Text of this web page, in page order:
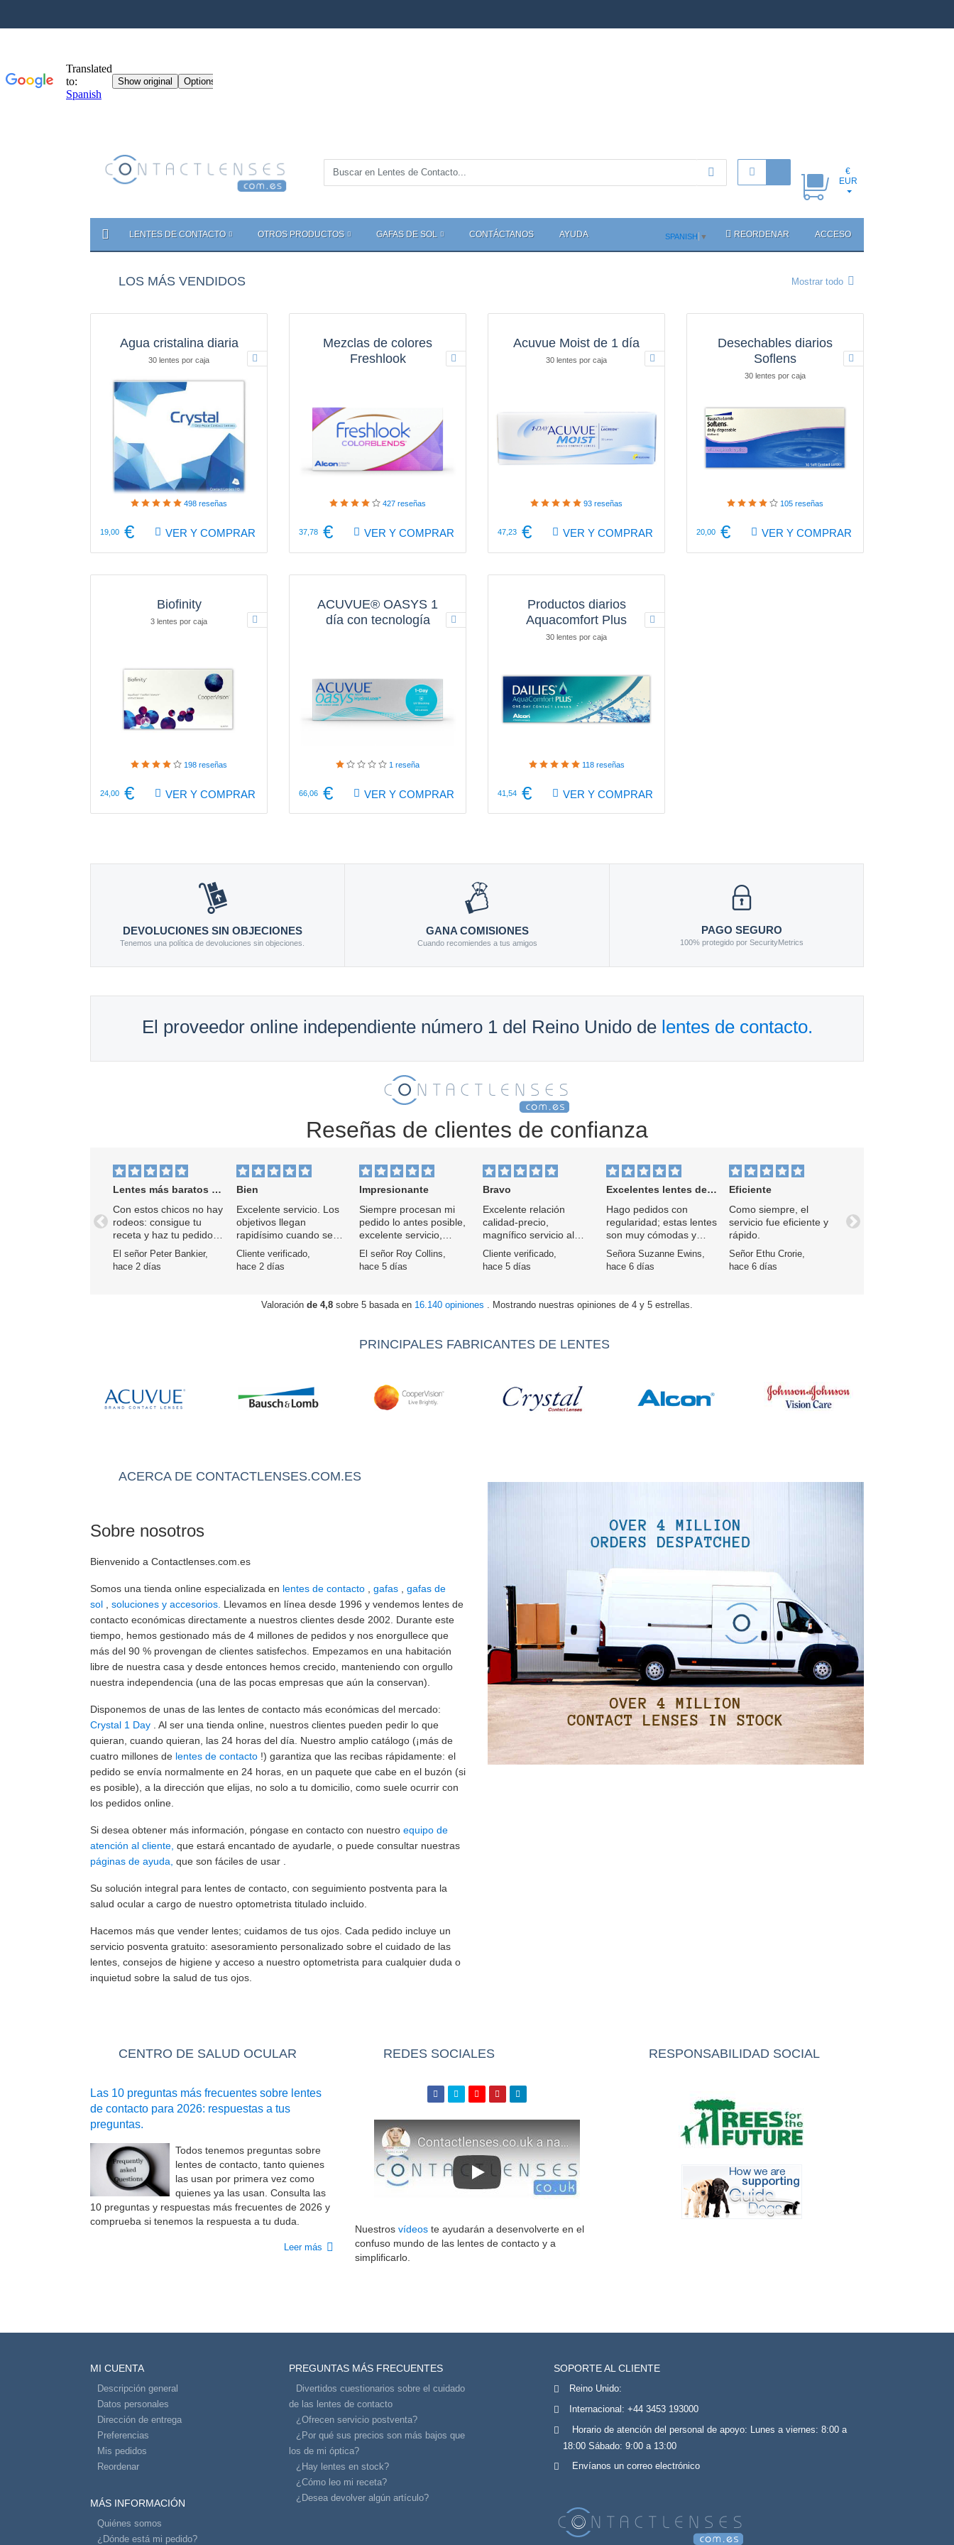
€
EUR
LENTES DE CONTACTO OTROS PRODUCTOS GAFAS DE SOL CONTÁCTANOS AYUDA SPANISH ▼ REORDENAR ACCESO
LOS MÁS VENDIDOS Mostrar todo
Agua cristalina diaria
30 lentes por caja
498 reseñas
19,00 € VER Y COMPRAR
Mezclas de colores
Freshlook
427 reseñas
37,78 € VER Y COMPRAR
Acuvue Moist de 1 día
30 lentes por caja
93 reseñas
47,23 € VER Y COMPRAR
Desechables diarios
Soflens
30 lentes por caja
105 reseñas
20,00 € VER Y COMPRAR
Biofinity
3 lentes por caja
198 reseñas
24,00 € VER Y COMPRAR
ACUVUE® OASYS 1
día con tecnología
1 reseña
66,06 € VER Y COMPRAR
Productos diarios
Aquacomfort Plus
30 lentes por caja
118reseñas
41,54 € VER Y COMPRAR
DEVOLUCIONES SIN OBJECIONES
Tenemos una política de devoluciones sin objeciones.
GANA COMISIONES
Cuando recomiendes a tus amigos
PAGO SEGURO
100% protegido por SecurityMetrics
El proveedor online independiente número 1 del Reino Unido de lentes de contacto.
Reseñas de clientes de confianza
Lentes más baratos aproximadamente
Con estos chicos no hay
rodeos: consigue tu
receta y haz tu pedido.
Entrega rápida y gran
variedad.
El señor Peter Bankier,
hace 2 días
Bien
Excelente servicio. Los
objetivos llegan
rapidísimo cuando se
piden.
Cliente verificado,
hace 2 días
Impresionante
Siempre procesan mi
pedido lo antes posible,
excelente servicio,
excelente comunicación,
excelente precio 👍
El señor Roy Collins,
hace 5 días
Bravo
Excelente relación
calidad-precio,
magnífico servicio al
cliente y entrega rápida.
Soy cliente desde hace
años y no iría a ningún
Cliente verificado,
hace 5 días
Excelentes lentes de contacto
Hago pedidos con
regularidad; estas lentes
son muy cómodas y
fáciles de usar.
Señora Suzanne Ewins,
hace 6 días
Eficiente
Como siempre, el
servicio fue eficiente y
rápido.
Señor Ethu Crorie,
hace 6 días
Anterior Próximo
Valoración de 4,8 sobre 5 basada en 16.140 opiniones . Mostrando nuestras opiniones de 4 y 5 estrellas.
PRINCIPALES FABRICANTES DE LENTES
ACERCA DE CONTACTLENSES.COM.ES
Sobre nosotros
Bienvenido a Contactlenses.com.es
Somos una tienda online especializada en lentes de contacto gafas
gafas de
sol
soluciones y accesorios. Llevamos en línea desde 1996 y vendemos lentes de
contacto económicas directamente a nuestros clientes desde 2002. Durante este
tiempo, hemos gestionado más de 4 millones de pedidos y nos enorgullece que
más del 90 % provengan de clientes satisfechos. Empezamos en una habitación
libre de nuestra casa y desde entonces hemos crecido, manteniendo con orgullo
nuestra independencia (una de las pocas empresas que aún la conservan).
Disponemos de unas de las lentes de contacto más económicas del mercado:
Crystal 1 Day . Al ser una tienda online, nuestros clientes pueden pedir lo que
quieran, cuando quieran, las 24 horas del día. Nuestro amplio catálogo (¡más de
cuatro millones de lentes de contacto !) garantiza que las recibas rápidamente: el
pedido se envía normalmente en 24 horas, en un paquete que cabe en el buzón (si
es posible), a la dirección que elijas, no solo a tu domicilio, como suele ocurrir con
los pedidos online.
Si desea obtener más información, póngase en contacto con nuestro equipo de
atención al cliente, que estará encantado de ayudarle, o puede consultar nuestras
páginas de ayuda, que son fáciles de usar .
Su solución integral para lentes de contacto, con seguimiento postventa para la
salud ocular a cargo de nuestro optometrista titulado incluido.
Hacemos más que vender lentes; cuidamos de tus ojos. Cada pedido incluye un
servicio posventa gratuito: asesoramiento personalizado sobre el cuidado de las
lentes, consejos de higiene y acceso a nuestro optometrista para cualquier duda o
inquietud sobre la salud de tus ojos.
CENTRO DE SALUD OCULAR
Las 10 preguntas más frecuentes sobre lentes
de contacto para 2026: respuestas a tus
preguntas.
Todos tenemos preguntas sobre
lentes de contacto, tanto quienes
las usan por primera vez como
quienes ya las usan. Consulta las
10 preguntas y respuestas más frecuentes de 2026 y
comprueba si tenemos la respuesta a tu duda.
Leer más
REDES SOCIALES
Nuestrosvídeos te ayudarán a desenvolverte en el
confuso mundo de las lentes de contacto y a
simplificarlo.
RESPONSABILIDAD SOCIAL
MI CUENTA
Descripción general
Datos personales
Dirección de entrega
Preferencias
Mis pedidos
Reordenar
MÁS INFORMACIÓN
Quiénes somos
¿Dónde está mi pedido?
PREGUNTAS MÁS FRECUENTES
Divertidos cuestionarios sobre el cuidado
de las lentes de contacto
¿Ofrecen servicio postventa?
¿Por qué sus precios son más bajos que
los de mi óptica?
¿Hay lentes en stock?
¿Cómo leo mi receta?
¿Desea devolver algún artículo?
SOPORTE AL CLIENTE
Reino Unido:
Internacional:+44 3453 193000
Horario de atención del personal de apoyo: Lunes a viernes: 8:00 a
18:00 Sábado: 9:00 a 13:00
Envíanos un correo electrónico